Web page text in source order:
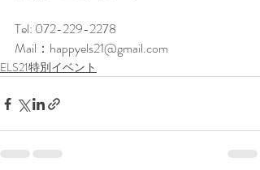
Tel: 072-229-2278
Mail：happyels21@gmail.com
ELS21特別イベント